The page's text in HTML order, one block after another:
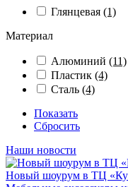
Глянцевая (1)
Материал
Алюминий (11)
Пластик (4)
Сталь (4)
Показать
Сбросить
Наши новости
Новый шоурум в ТЦ